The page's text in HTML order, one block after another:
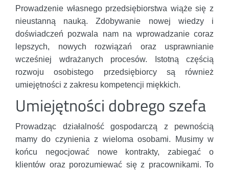
Prowadzenie własnego przedsiębiorstwa wiąże się z
nieustanną nauką. Zdobywanie nowej wiedzy i
doświadczeń pozwala nam na wprowadzanie coraz
lepszych, nowych rozwiązań oraz usprawnianie
wcześniej wdrażanych procesów. Istotną częścią
rozwoju osobistego przedsiębiorcy są również
umiejętności z zakresu kompetencji miękkich.
Umiejętności dobrego szefa
Prowadząc działalność gospodarczą z pewnością
mamy do czynienia z wieloma osobami. Musimy w
końcu negocjować nowe kontrakty, zabiegać o
klientów oraz porozumiewać się z pracownikami. To